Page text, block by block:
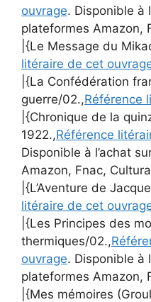
ouvrage. Disponible à
plateformes Amazon,
|{Le Message du
litéraire de cet
|{La Confédération
guerre/02.,Référence
|{Chronique de la
1922.,Référence
Disponible à l’achat
Amazon, Fnac,
|{L’Aventure de
litéraire de cet
|{Les Principes des
thermiques/02.,
ouvrage. Disponible à
plateformes Amazon,
|{Mes mémoires